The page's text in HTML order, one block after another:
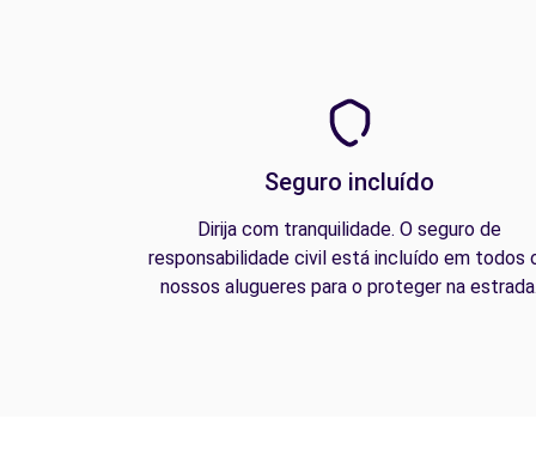
Seguro incluído
Dirija com tranquilidade. O seguro de
responsabilidade civil está incluído em todos
nossos alugueres para o proteger na